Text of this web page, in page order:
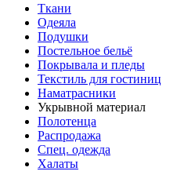
Ткани
Одеяла
Подушки
Постельное бельё
Покрывала и пледы
Текстиль для гостиниц
Наматрасники
Укрывной материал
Полотенца
Распродажа
Спец. одежда
Халаты